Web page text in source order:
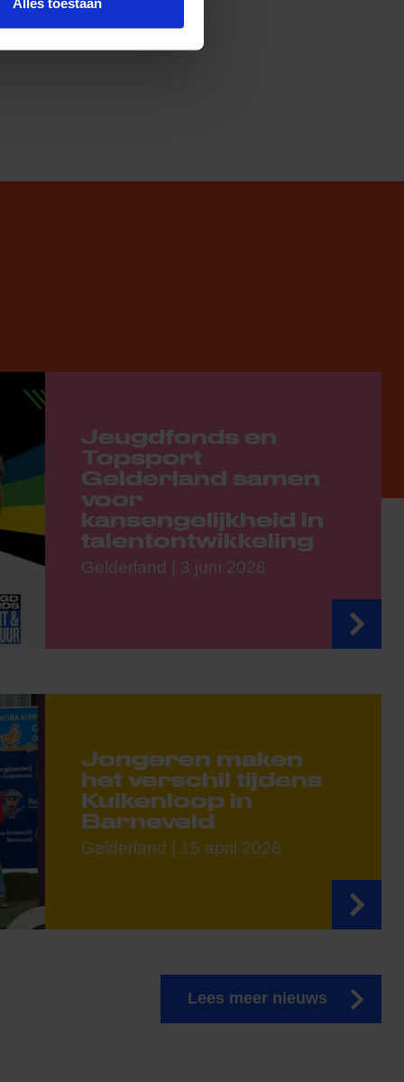
Alles toestaan
Jeugdfonds en
Topsport
Gelderland samen
voor
kansengelijkheid in
talentontwikkeling
Gelderland | 3 juni 2026
Jongeren maken
het verschil tijdens
Kuikenloop in
Barneveld
Gelderland | 15 april 2026
Lees meer nieuws